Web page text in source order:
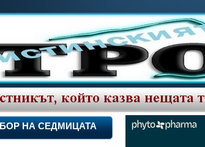
НА СЕДМИЦАТА